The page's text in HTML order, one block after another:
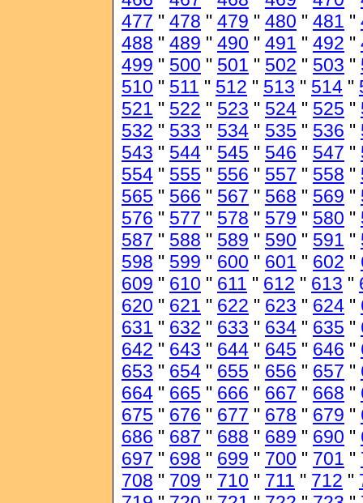
477 " 478 " 479 " 480 " 481 "
488 " 489 " 490 " 491 " 492 "
499 " 500 " 501 " 502 " 503 "
510 " 511 " 512 " 513 " 514 "
521 " 522 " 523 " 524 " 525 "
532 " 533 " 534 " 535 " 536 "
543 " 544 " 545 " 546 " 547 "
554 " 555 " 556 " 557 " 558 "
565 " 566 " 567 " 568 " 569 "
576 " 577 " 578 " 579 " 580 "
587 " 588 " 589 " 590 " 591 "
598 " 599 " 600 " 601 " 602 "
609 " 610 " 611 " 612 " 613 "
620 " 621 " 622 " 623 " 624 "
631 " 632 " 633 " 634 " 635 "
642 " 643 " 644 " 645 " 646 "
653 " 654 " 655 " 656 " 657 "
664 " 665 " 666 " 667 " 668 "
675 " 676 " 677 " 678 " 679 "
686 " 687 " 688 " 689 " 690 "
697 " 698 " 699 " 700 " 701 "
708 " 709 " 710 " 711 " 712 "